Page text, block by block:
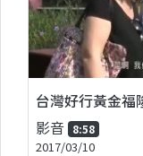
台灣好行黃金福
影音 8:58
2017/03/10